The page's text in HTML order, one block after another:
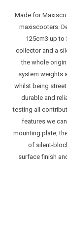
Made for
maxiscooters.
125cm3 up to
collector and a
the whole
system weights
whilst being
durable and
testing all
features we
mounting plate,
of silent-
surface finish